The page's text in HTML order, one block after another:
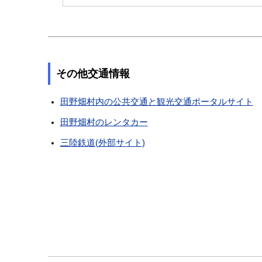
その他交通情報
田野畑村内の公共交通と観光交通ポータルサイト
田野畑村のレンタカー
三陸鉄道(外部サイト)